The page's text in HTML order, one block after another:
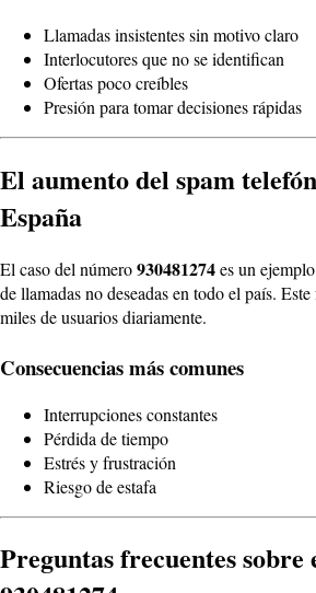
Llamadas insistentes sin motivo claro
Interlocutores que no se identifican
Ofertas poco creíbles
Presión para tomar decisiones rápidas
El aumento del spam
España
El caso del número930481274es un
de llamadas no deseadas en todo el país.
miles de usuarios diariamente.
Consecuencias más comunes
Interrupciones constantes
Pérdida de tiempo
Estrés y frustración
Riesgo de estafa
Preguntas frecuentes sobre